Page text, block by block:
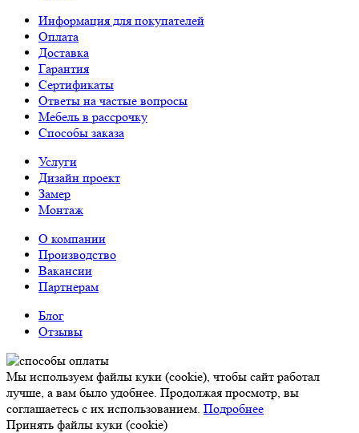
Информация для покупателей
Оплата
Доставка
Гарантия
Сертификаты
Ответы на частые вопросы
Мебель в рассрочку
Способы заказа
Услуги
Дизайн проект
Замер
Монтаж
О компании
Производство
Вакансии
Партнерам
Блог
Отзывы
Мы используем файлы куки (cookie), чтобы сайт работал
лучше, а вам было удобнее. Продолжая просмотр, вы
соглашаетесь с их использованием. Подробнее
Принять файлы куки (cookie)